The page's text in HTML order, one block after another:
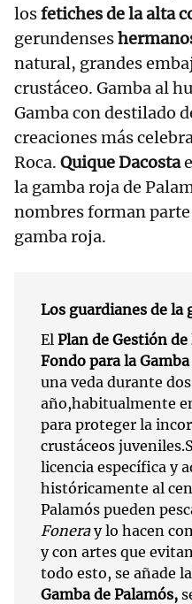
losfetiches de la alta
gerundenses
natural, grandes
crustáceo. Gamba al
Gamba con destilado
creaciones más
Roca. Quique Dacosta
la gamba roja de
nombres forman
gamba roja.
Los guardianes de la
El Plan de Gestión de
Fondo para la
una veda durante
año,habitualmente
para proteger la
crustáceos
licencia específica y
históricamente al
Palamós pueden
Foneray lo hacen
y con artes que
todo esto, se añade la
Gamba de Palamós,